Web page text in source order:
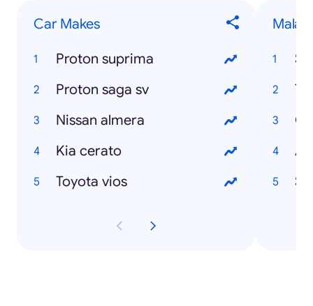
Car Makes
Proton suprima
Proton saga sv
Nissan almera
Kia cerato
Toyota vios